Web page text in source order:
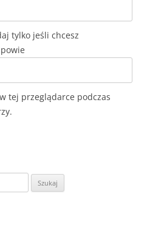
tej przeglądarce podczas